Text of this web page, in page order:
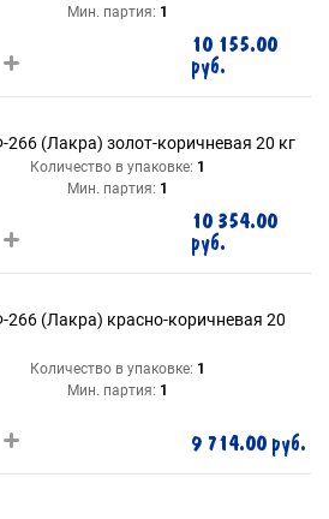
Мин. партия: 1
10 155.00
руб.
(Лакра) золот-коричневая 20 кг
Количество в упаковке: 1
Мин. партия: 1
10 354.00
руб.
(Лакра) красно-коричневая 20
Количество в упаковке: 1
Мин. партия: 1
9 714.00 руб.